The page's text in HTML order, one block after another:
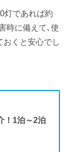
灯であれば約
時に備えて､使
おくと安心でし
！1泊～2泊